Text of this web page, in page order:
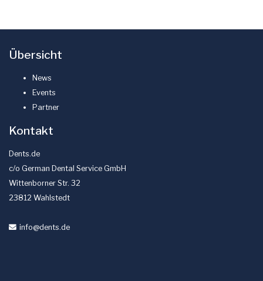
Übersicht
News
Events
Partner
Kontakt
Dents.de
c/o German Dental Service GmbH
Wittenborner Str. 32
23812 Wahlstedt
info@dents.de